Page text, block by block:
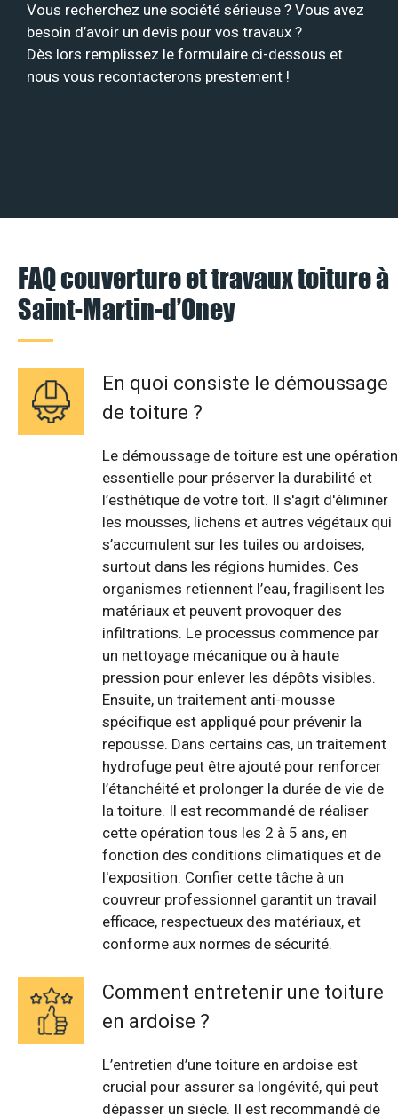
Vous recherchez une société sérieuse ? Vous avez
besoin d’avoir un devis pour vos travaux ?
Dès lors remplissez le formulaire ci-dessous et
nous vous recontacterons prestement !
FAQ couverture et travaux toiture à
Saint-Martin-d’Oney
En quoi consiste le démoussage
de toiture ?
Le démoussage de toiture est une opération
essentielle pour préserver la durabilité et
l’esthétique de votre toit. Il s'agit d'éliminer
les mousses, lichens et autres végétaux qui
s’accumulent sur les tuiles ou ardoises,
surtout dans les régions humides. Ces
organismes retiennent l’eau, fragilisent les
matériaux et peuvent provoquer des
infiltrations. Le processus commence par
un nettoyage mécanique ou à haute
pression pour enlever les dépôts visibles.
Ensuite, un traitement anti-mousse
spécifique est appliqué pour prévenir la
repousse. Dans certains cas, un traitement
hydrofuge peut être ajouté pour renforcer
l’étanchéité et prolonger la durée de vie de
la toiture. Il est recommandé de réaliser
cette opération tous les 2 à 5 ans, en
fonction des conditions climatiques et de
l'exposition. Confier cette tâche à un
couvreur professionnel garantit un travail
efficace, respectueux des matériaux, et
conforme aux normes de sécurité.
Comment entretenir une toiture
en ardoise ?
L’entretien d’une toiture en ardoise est
crucial pour assurer sa longévité, qui peut
dépasser un siècle. Il est recommandé de